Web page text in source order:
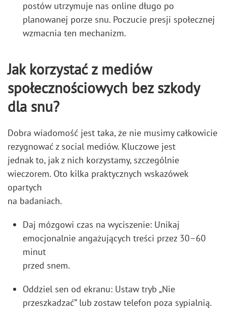
postów utrzymuje nas online długo po
planowanej porze snu. Poczucie presji społecznej
wzmacnia ten mechanizm.
Jak korzystać z mediów
społecznościowych bez szkody
dla snu?
Dobra wiadomość jest taka, że nie musimy całkowicie
rezygnować z social mediów. Kluczowe jest
jednak to, jak z nich korzystamy, szczególnie
wieczorem. Oto kilka praktycznych wskazówek
opartych
na badaniach.
Daj mózgowi czas na wyciszenie: Unikaj
emocjonalnie angażujących treści przez 30–60
minut
przed snem.
Oddziel sen od ekranu: Ustaw tryb „Nie
przeszkadzać” lub zostaw telefon poza sypialnią.